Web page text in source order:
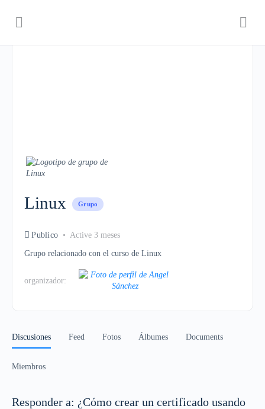
Linux Grupo
Publico Active 3 meses
Grupo relacionado con el curso de Linux
organizador:
Discusiones Feed Fotos Álbumes Documents
Miembros
Responder a: ¿Cómo crear un certificado usando